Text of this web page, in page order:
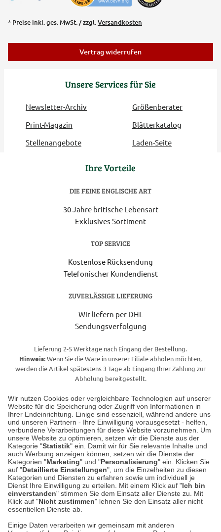
Wir nutzen Cookies oder vergleichbare Technologien auf unserer
Website für die Speicherung oder Zugriff von Informationen in
Ihrer Endeinrichtung. Einige sind essenziell, während andere uns
und unseren Partnern - Ihre Einwilligung vorausgesetzt - helfen,
verbundene Verarbeitungen für diese Website vorzunehmen. Um
unsere Website zu optimieren, setzen wir die Dienste aus der
Kategorie "Statistik" ein. Damit wir für Sie relevante Inhalte und
auch Werbung anzeigen können, setzen wir die Dienste der
Kategorien "Marketing" und "Personalisierung" ein. Klicken Sie
auf "Detaillierte Einstellungen", um die Einzelheiten zu diesen
Kategorien und Diensten zu erfahren sowie um individuell je
Dienst Ihre Einwilligung zu erteilen. Mit einem Klick auf "Ich bin
einverstanden" stimmen Sie dem Einsatz aller Dienste zu. Mit
Klick auf "Nicht zustimmen" lehnen Sie den Einsatz aller nicht
essentiellen Dienste ab.
Einige Daten verarbeiten wir gemeinsam mit anderen
Unsere Services für Sie
Newsletter-Archiv
Größenberater
Print-Magazin
Blätterkatalog
Stellenangebote
Laden-Seite
* Preise inkl. ges. MwSt. / zzgl.Versandkosten
Vertrag widerrufen
Ihre Vorteile
DIE FEINE ENGLISCHE ART
30 Jahre britische Lebensart
Exklusives Sortiment
TOP SERVICE
Kostenlose Rücksendung
Telefonischer Kundendienst
ZUVERLÄSSIGE LIEFERUNG
Wir liefern per DHL
Sendungsverfolgung
Lieferung 2-5 Werktage nach Eingang der Bestellung.
Hinweis:Wenn Sie die Ware in unserer Filiale abholen möchten,
werden die Artikel spätestens 3 Tage ab Eingang Ihrer Zahlung zur
Abholung bereitgestellt.
Unser Geschäft in Meckenheim
Auf dem Steinbüchel 6
53340 Meckenheim
Montag bis Samstag 9:00 Uhr bis 18:00 Uhr
weitere Information
Hier finden Sie uns im Netz